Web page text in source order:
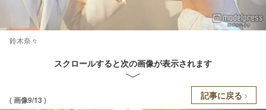
鈴木奈々
スクロールすると次の画像が表示されます
( 画像9/13 ) 記事に戻る